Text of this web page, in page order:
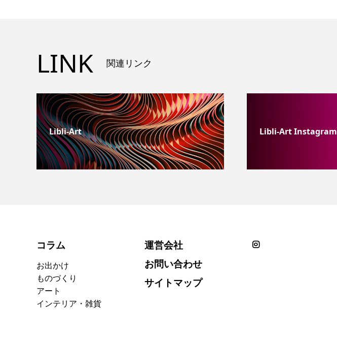
LINK 関連リンク
Libli-Art Libli-Art Instagram
コラム
お出かけ
ものづくり
アート
インテリア・雑貨
運営会社
お問い合わせ
サイトマップ